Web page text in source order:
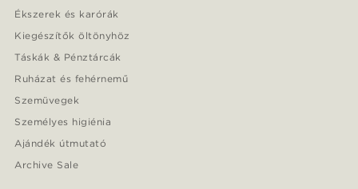
Ékszerek és karórák
Kiegészítők öltönyhöz
Táskák & Pénztárcák
Ruházat és fehérnemű
Szemüvegek
Személyes higiénia
Ajándék útmutató
Archive Sale